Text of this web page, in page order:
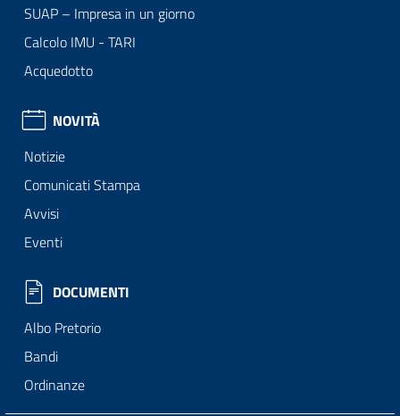
SUAP – Impresa in un giorno
Calcolo IMU - TARI
Acquedotto
NOVITÀ
Notizie
Comunicati Stampa
Avvisi
Eventi
DOCUMENTI
Albo Pretorio
Bandi
Ordinanze